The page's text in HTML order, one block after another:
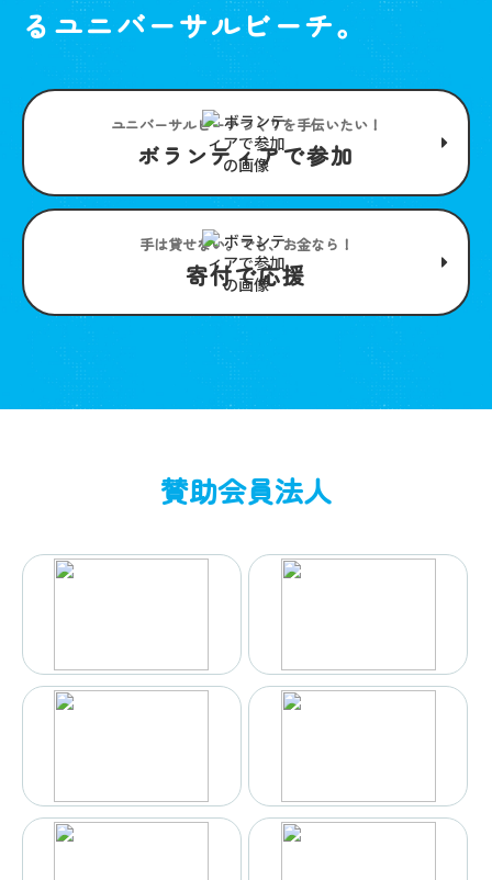
るユニバーサルビーチ。
ユニバーサルビーチつくりを手伝いたい！
ボランティアで参加
手は貸せない。でも、お金なら！
寄付で応援
賛助会員法人